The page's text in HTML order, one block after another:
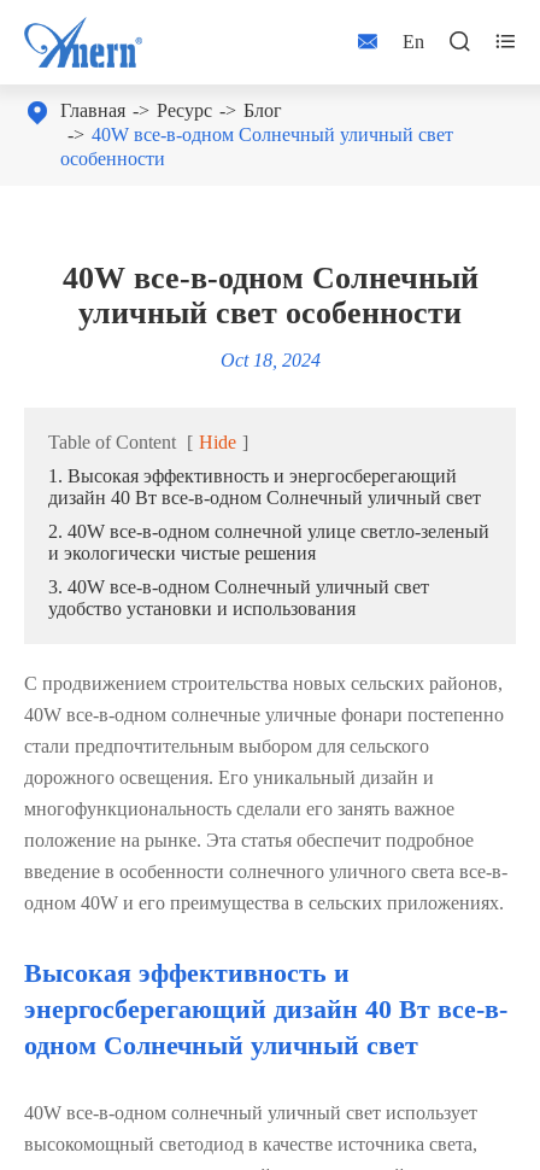
 En  
 Главная Ресурс
Блог
40W все-в-одном Солнечный уличный свет
особенности
40W все-в-одном Солнечный
уличный свет особенности
Oct 18, 2024
Table of Content [ Hide ]
1. Высокая эффективность и энергосберегающий
дизайн 40 Вт все-в-одном Солнечный уличный свет
2. 40W все-в-одном солнечной улице светло-зеленый
и экологически чистые решения
3. 40W все-в-одном Солнечный уличный свет
удобство установки и использования
С продвижением строительства новых сельских районов,
40W все-в-одном солнечные уличные фонари постепенно
стали предпочтительным выбором для сельского
дорожного освещения. Его уникальный дизайн и
многофункциональность сделали его занять важное
положение на рынке. Эта статья обеспечит подробное
введение в особенности солнечного уличного света все-в-
одном 40W и его преимущества в сельских приложениях.
Высокая эффективность и
энергосберегающий дизайн 40 Вт все-в-
одном Солнечный уличный свет
40W все-в-одном солнечный уличный свет использует
высокомощный светодиод в качестве источника света,